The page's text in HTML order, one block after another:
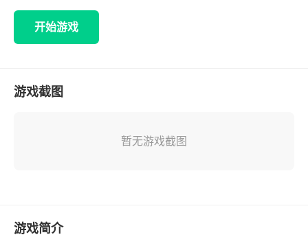
开始游戏
游戏截图
暂无游戏截图
游戏简介